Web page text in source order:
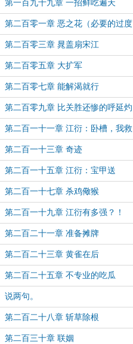
第一百九十九章 一招鲜吃遍天
第二百零一章 恶之花（必要的过度
章节，慎订）
第二百零三章 晁盖扇宋江
第二百零五章 大扩军
第二百零七章 能解渴就行
第二百零九章 比关胜还惨的呼延灼
第二百一十一章 江衍：卧槽，我救
了过海的八仙！
第二百一十三章 奇迹
第二百一十五章 江衍：宝甲送
我？！
第二百一十七章 杀鸡儆猴
第二百一十九章 江衍有多强？！
第二百二十一章 准备摊牌
第二百二十三章 黄雀在后
第二百二十五章 不专业的吃瓜
说两句。
第二百二十八章 斩草除根
第二百三十章 联姻